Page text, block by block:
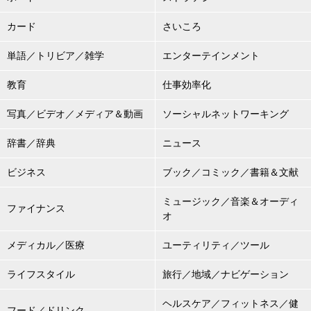
カード さいころ
単語／トリビア／雑学 エンターテインメント
教育 仕事効率化
写真／ビデオ／メディア＆動画 ソーシャルネットワーキング
辞書／辞典 ニュース
ビジネス ブック／コミック／書籍＆文献
ファイナンス
ミュージック／音楽＆オーディ
オ
メディカル／医療 ユーティリティ／ツール
ライフスタイル 旅行／地域／ナビゲーション
ヘルスケア／フィットネス／健